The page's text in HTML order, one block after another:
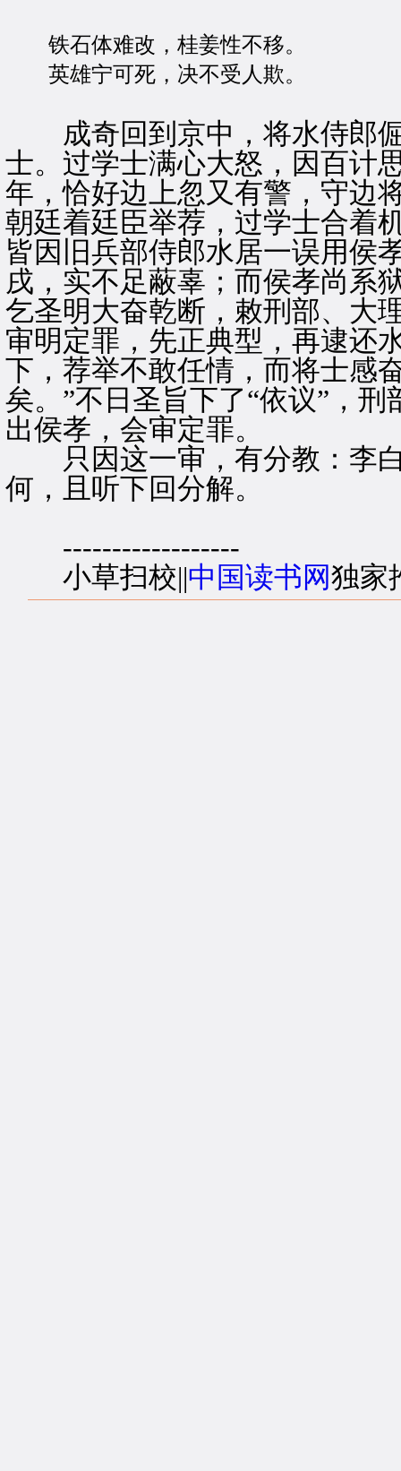
铁石体难改，桂姜性不移。
英雄宁可死，决不受人欺。
成奇回到京中，将水侍郎倔
士。过学士满心大怒，因百计
年，恰好边上忽又有警，守边
朝廷着廷臣举荐，过学士合着
皆因旧兵部侍郎水居一误用侯
戌，实不足蔽辜；而侯孝尚系
乞圣明大奋乾断，敕刑部、大
审明定罪，先正典型，再逮还
下，荐举不敢任情，而将士感
矣。”不日圣旨下了“依议”，
出侯孝，会审定罪。
只因这一审，有分教：李白
何，且听下回分解。
------------------
小草扫校||中国读书网 独家